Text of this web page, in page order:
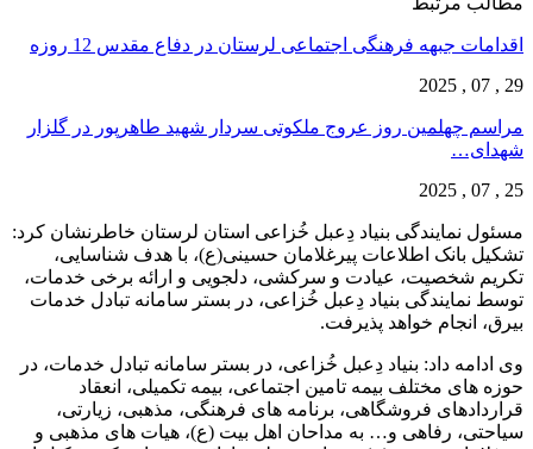
اقدامات جبهه فرهنگی اجتماعی لرستان در دفاع مقدس 12 روزه
29 , 07 , 2025
مراسم چهلمین روز عروج ملکوتی سردار شهید طاهرپور در گلزار
شهدای…
25 , 07 , 2025
مسئول نمایندگی بنیاد دِعبل خُزاعی استان لرستان خاطرنشان کرد:
تشکیل بانک اطلاعات پیرغلامان حسینی(ع)، با هدف شناسایی،
تکریم شخصیت، عیادت و سرکشی، دلجویی و ارائه برخی خدمات،
توسط نمایندگی بنیاد دِعبل خُزاعی، در بستر سامانه تبادل خدمات
بیرق، انجام خواهد پذیرفت.
وی ادامه داد: بنیاد دِعبل خُزاعی، در بستر سامانه تبادل خدمات، در
حوزه های مختلف بیمه تامین اجتماعی، بیمه تکمیلی، انعقاد
قراردادهای فروشگاهی، برنامه های فرهنگی، مذهبی، زیارتی،
سیاحتی، رفاهی و… به مداحان اهل بیت (ع)، هیات های مذهبی و